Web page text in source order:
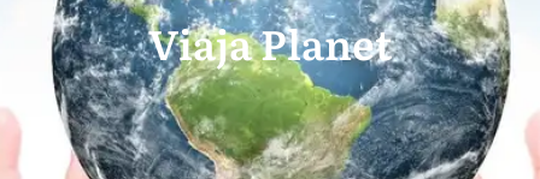
Viaja Planet